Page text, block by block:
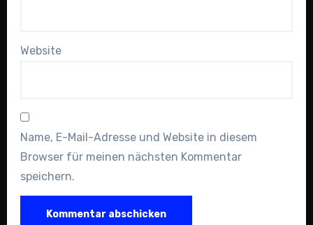
Website
Name, E-Mail-Adresse und Website in diesem
Browser für meinen nächsten Kommentar
speichern.